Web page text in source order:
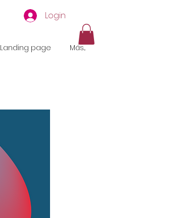
Login
Landing page Más...